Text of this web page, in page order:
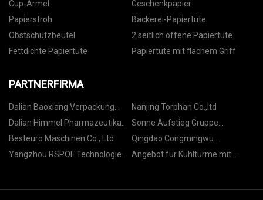
Cup-Ärmel
Geschenkpapier
Papierstroh
Bäckerei-Papiertüte
Obstschutzbeutel
2 seitlich offene Papiertüte
Fettdichte Papiertüte
Papiertüte mit flachem Griff
PARTNERFIRMA
Dalian Baoxiang Verpackung
Produkte Co., Ltd.
Nanjing Torphan Co.,ltd
Dalian Himmel Pharmazeutika
Co., Ltd.
Sonne Aufstieg Gruppe
Beschränkt
Besteuro Maschinen Co., Ltd
Qingdao Congmingwu
International Handel Co., Ltd
Yangzhou RSPOF Technologie
Angebot für Kühltürme mit